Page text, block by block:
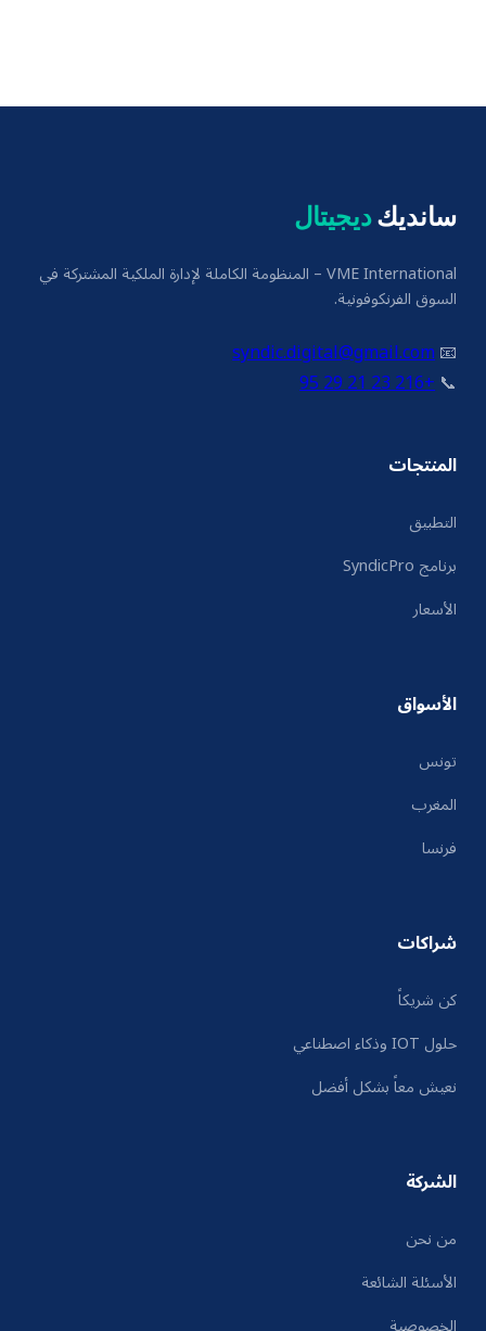
سانديكديجيتال
VME International – المنظومة الكاملة لإدارة الملكية المشتركة في
السوق الفرنكوفونية.
📧
syndic.digital@gmail.com
📞
+216 23 21 29 95
المنتجات
التطبيق
برنامج SyndicPro
الأسعار
الأسواق
تونس
المغرب
فرنسا
شراكات
كن شريكاً
حلول IOT وذكاء اصطناعي
نعيش معاً بشكل أفضل
الشركة
من نحن
الأسئلة الشائعة